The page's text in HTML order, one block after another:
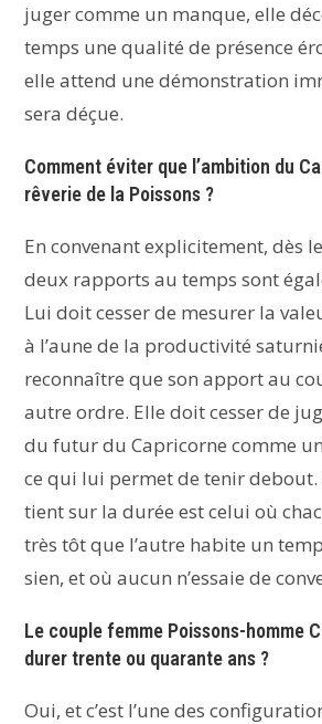
juger comme un manque, elle
temps une qualité de présence
elle attend une démonstration
sera déçue.
Comment éviter que l’ambition du
rêverie de la Poissons ?
En convenant explicitement, dès
deux rapports au temps sont
Lui doit cesser de mesurer la
à l’aune de la productivité
reconnaître que son apport au
autre ordre. Elle doit cesser de
du futur du Capricorne comme
ce qui lui permet de tenir debout.
tient sur la durée est celui où
très tôt que l’autre habite un
sien, et où aucun n’essaie de
Le couple femme Poissons-homme
durer trente ou quarante ans ?
Oui, et c’est l’une des